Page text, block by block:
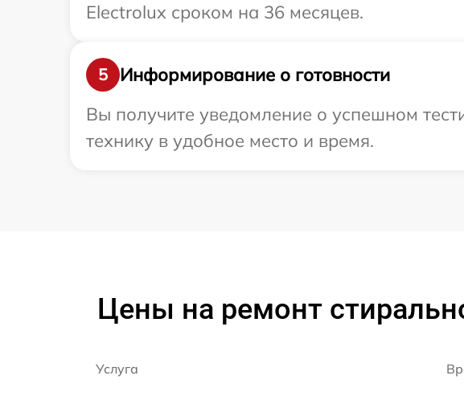
Electrolux сроком на 36 месяцев.
5
Информирование о готовности
Вы получите уведомление о успешном
технику в удобное место и время.
Цены на ремонт
Услуга